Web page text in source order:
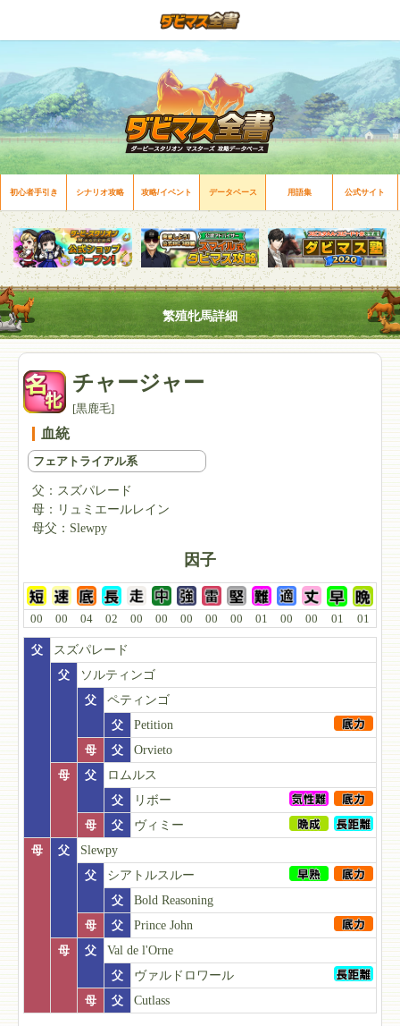
初心者手引き シナリオ攻略 攻略/イベント データベース 用語集 公式サイト
繁殖牝馬詳細
チャージャー
[黒鹿毛]
血統
フェアトライアル系
父： スズパレード
母： リュミエールレイン
母父： Slewpy
因子
00 00 04 02 00 00 00 00 00 01 00 00 01 01
父
スズパレード
父
ソルティンゴ
父
ペティンゴ
父
Petition
母
父
Orvieto
母
父
ロムルス
父
リボー
母
父
ヴィミー
母
父
Slewpy
父
シアトルスルー
父
Bold Reasoning
母
父
Prince John
母
父
Val de l'Orne
父
ヴァルドロワール
母
父 Cutlass